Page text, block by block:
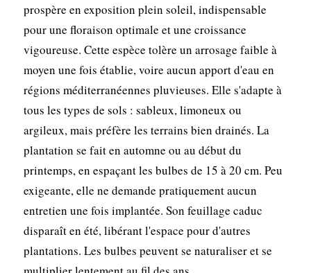
prospère en exposition plein soleil, indispensable
pour une floraison optimale et une croissance
vigoureuse. Cette espèce tolère un arrosage faible à
moyen une fois établie, voire aucun apport d'eau en
régions méditerranéennes pluvieuses. Elle s'adapte à
tous les types de sols : sableux, limoneux ou
argileux, mais préfère les terrains bien drainés. La
plantation se fait en automne ou au début du
printemps, en espaçant les bulbes de 15 à 20 cm. Peu
exigeante, elle ne demande pratiquement aucun
entretien une fois implantée. Son feuillage caduc
disparaît en été, libérant l'espace pour d'autres
plantations. Les bulbes peuvent se naturaliser et se